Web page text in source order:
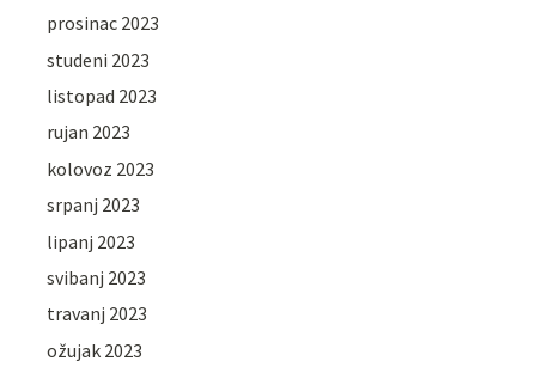
prosinac 2023
studeni 2023
listopad 2023
rujan 2023
kolovoz 2023
srpanj 2023
lipanj 2023
svibanj 2023
travanj 2023
ožujak 2023